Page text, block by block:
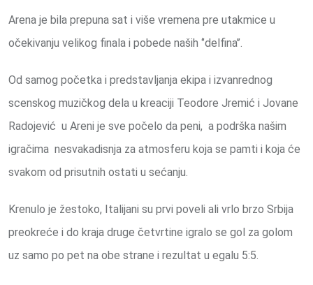
Arena je bila prepuna sat i više vremena pre utakmice u
očekivanju velikog finala i pobede naših ‘’delfina’’.
Od samog početka i predstavljanja ekipa i izvanrednog
scenskog muzičkog dela u kreaciji Teodore Jremić i Jovane
Radojević u Areni je sve počelo da peni, a podrška našim
igračima nesvakadisnja za atmosferu koja se pamti i koja će
svakom od prisutnih ostati u sećanju.
Krenulo je žestoko, Italijani su prvi poveli ali vrlo brzo Srbija
preokreće i do kraja druge četvrtine igralo se gol za golom
uz samo po pet na obe strane i rezultat u egalu 5:5.